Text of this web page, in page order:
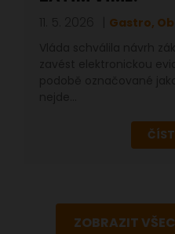
Gastro,
ZOBRAZIT